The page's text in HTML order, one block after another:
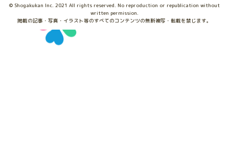
© Shogakukan Inc. 2021 All rights reserved. No reproduction or republication without
written permission.
掲載の記事・写真・イラスト等のすべてのコンテンツの無断複写・転載を禁じます。